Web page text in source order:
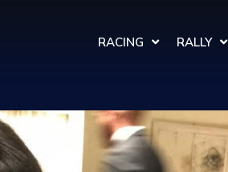
RACING RALLY